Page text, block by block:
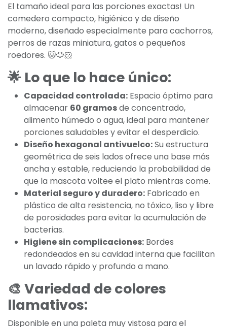
El tamaño ideal para las porciones exactas! Un
comedero compacto, higiénico y de diseño
moderno, diseñado especialmente para cachorros,
perros de razas miniatura, gatos o pequeños
roedores. 🐱🐶🐹
🌟 Lo que lo hace único:
Capacidad controlada: Espacio óptimo para
almacenar 60 gramosde concentrado,
alimento húmedo o agua, ideal para mantener
porciones saludables y evitar el desperdicio.
Diseño hexagonal antivuelco:Su estructura
geométrica de seis lados ofrece una base más
ancha y estable, reduciendo la probabilidad de
que la mascota voltee el plato mientras come.
Material seguro y duradero: Fabricado en
plástico de alta resistencia, no tóxico, liso y libre
de porosidades para evitar la acumulación de
bacterias.
Higiene sin complicaciones: Bordes
redondeados en su cavidad interna que facilitan
un lavado rápido y profundo a mano.
🎨 Variedad de colores
llamativos:
Disponible en una paleta muy vistosa para el